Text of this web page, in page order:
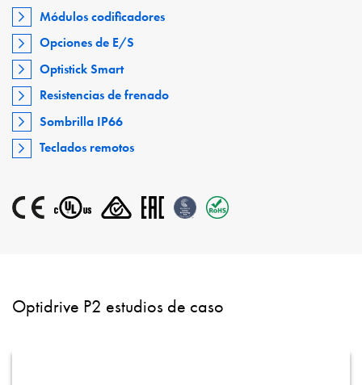
Módulos codificadores
Opciones de E/S
Optistick Smart
Resistencias de frenado
Sombrilla IP66
Teclados remotos
Optidrive P2 estudios de caso